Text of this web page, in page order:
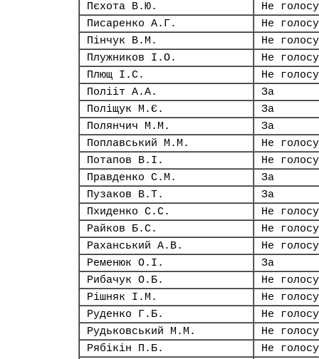
Пєхота В.Ю.
Не
Писаренко А.Г.
Не
Пінчук В.М.
Не
Плужников І.О.
Не
Плющ І.С.
Не
Полііт А.А.
За
Поліщук М.Є.
За
Полянчич М.М.
За
Поплавський М.М.
Не
Потапов В.І.
Не
Правденко С.М.
За
Пузаков В.Т.
За
Пхиденко С.С.
Не
Райков Б.С.
Не
Раханський А.В.
Не
Ременюк О.І.
За
Рибачук О.Б.
Не
Рішняк І.М.
Не
Руденко Г.Б.
Не
Рудьковський М.М.
Не
Рябікін П.Б.
Не